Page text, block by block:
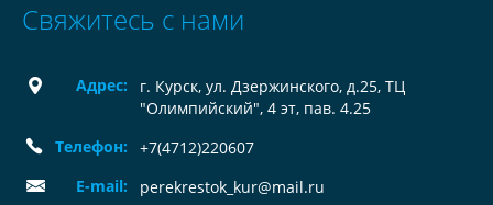
Свяжитесь с нами
Адрес:
г. Курск, ул. Дзержинского, д.25, ТЦ
"Олимпийский", 4 эт, пав. 4.25
Телефон:
+7(4712)220607
E-mail:
perekrestok_kur@mail.ru